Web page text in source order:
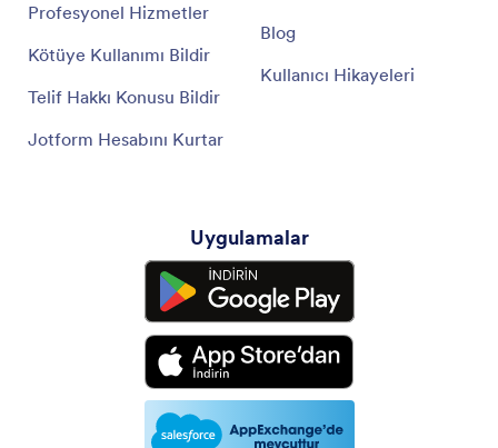
Profesyonel Hizmetler
Kötüye Kullanımı Bildir
Telif Hakkı Konusu Bildir
Jotform Hesabını Kurtar
Blog
Kullanıcı Hikayeleri
Uygulamalar